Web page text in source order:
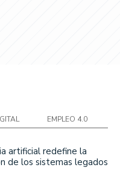
EMPLEO 4.0
artificial redefine la
de los sistemas legados